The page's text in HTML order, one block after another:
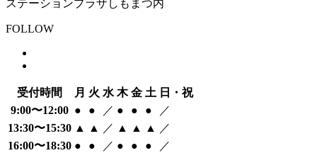
ステーションプラザしもまつ内
FOLLOW
受付時間 月 火 水 木 金 土 日・祝
9:00〜12:00 ● ● ／ ● ● ●
／
13:30〜15:30 ▲ ▲ ／ ▲ ▲ ▲
／
16:00〜18:30 ● ● ／ ● ● ● ／